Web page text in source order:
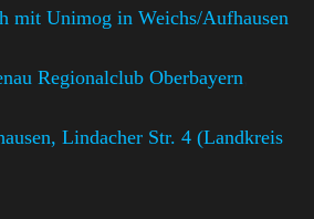
mit Unimog in Weichs/Aufhausen
Regionalclub Oberbayern
Lindacher Str. 4 (Landkreis